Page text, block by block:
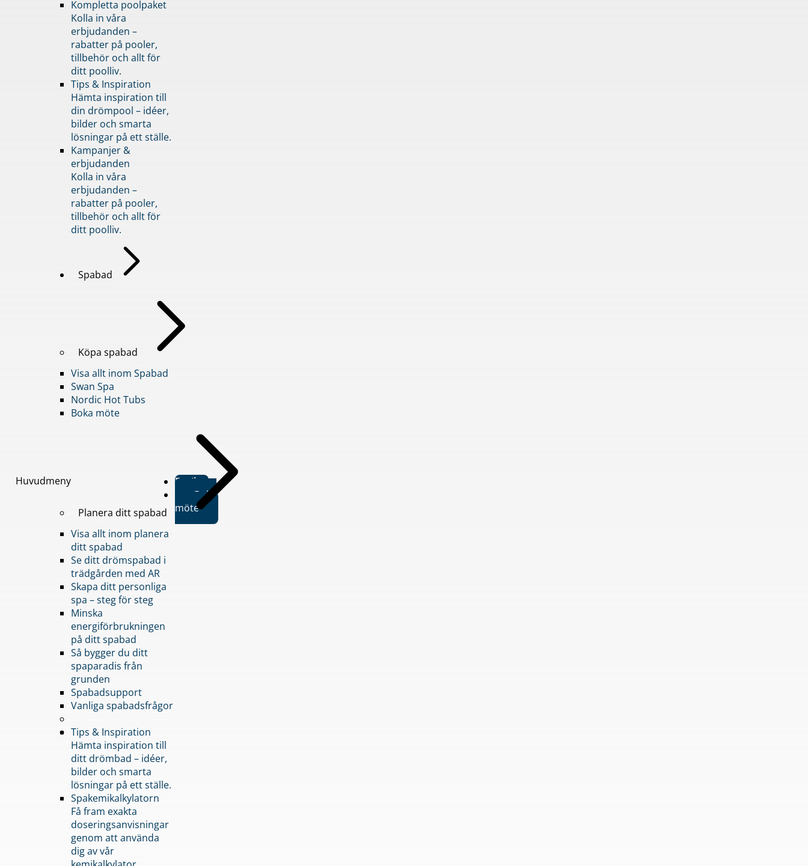
Huvudmeny
Kompletta poolpaket
Kolla in våra
erbjudanden –
rabatter på pooler,
tillbehör och allt för
ditt poolliv.
Tips & Inspiration
Hämta inspiration till
din drömpool – idéer,
bilder och smarta
lösningar på ett ställe.
Kampanjer &
erbjudanden
Kolla in våra
erbjudanden –
rabatter på pooler,
tillbehör och allt för
ditt poolliv.
Spabad
Köpa spabad
Visa allt inom Spabad
Swan Spa
Nordic Hot Tubs
Boka möte
Planera ditt spabad
Visa allt inom planera
ditt spabad
Se ditt drömspabad i
trädgården med AR
Skapa ditt personliga
spa – steg för steg
Minska
energiförbrukningen
på ditt spabad
Så bygger du ditt
spaparadis från
grunden
Spabadsupport
Vanliga spabadsfrågor
Tips & Inspiration
Hämta inspiration till
ditt drömbad – idéer,
bilder och smarta
lösningar på ett ställe.
Spakemikalkylatorn
Få fram exakta
doseringsanvisningar
genom att använda
dig av vår
Butiker
Boka
möte